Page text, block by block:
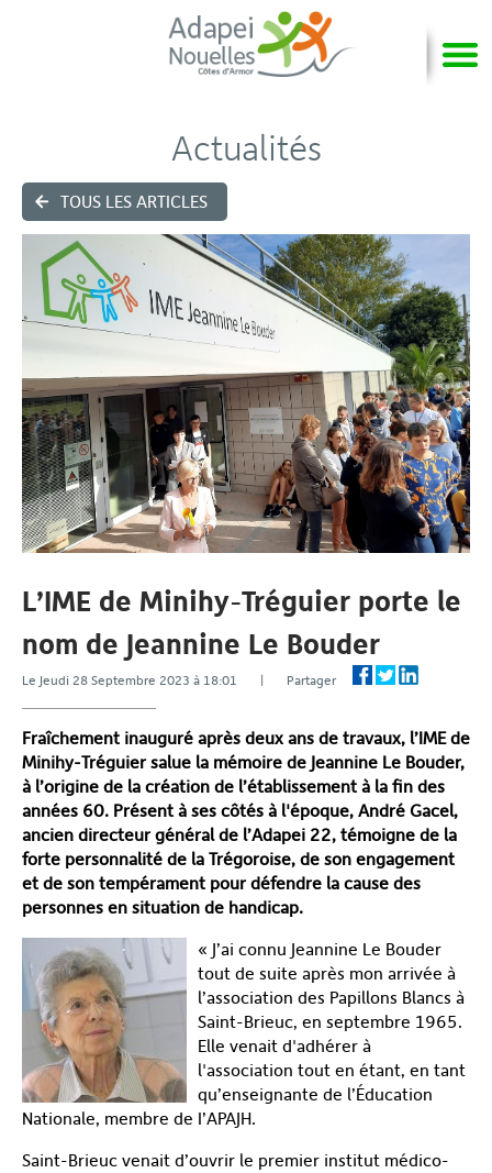
TOUS LES ARTICLES
Actualités
L’IME de Minihy-Tréguier porte le
nom de Jeannine Le Bouder
Le Jeudi 28 Septembre 2023 à 18:01 | Partager
Fraîchement inauguré après deux ans de travaux, l’IME de
Minihy-Tréguier salue la mémoire de Jeannine Le Bouder,
à l’origine de la création de l’établissement à la fin des
années 60. Présent à ses côtés à l'époque, André Gacel,
ancien directeur général de l’Adapei 22, témoigne de la
forte personnalité de la Trégoroise, de son engagement
et de son tempérament pour défendre la cause des
personnes en situation de handicap.
« J’ai connu Jeannine Le Bouder
tout de suite après mon arrivée à
l’association des Papillons Blancs à
Saint-Brieuc, en septembre 1965.
Elle venait d'adhérer à
l'association tout en étant, en tant
qu’enseignante de l’Éducation
Nationale, membre de I’APAJH.
Saint-Brieuc venait d’ouvrir le premier institut médico-